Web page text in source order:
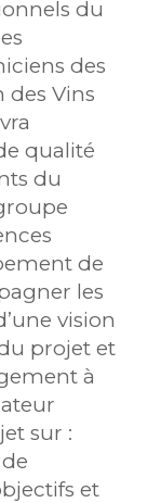
du
des
des Vins
qualité
du
de
les
vision
projet et
à
sur :
et